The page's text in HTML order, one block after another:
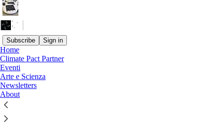
Subscribe Sign in
Home
Climate Pact Partner
Eventi
Arte e Scienza
Newsletters
About
Newsletters
Get the best of DVRI - DISTRETTO VENEZIANO